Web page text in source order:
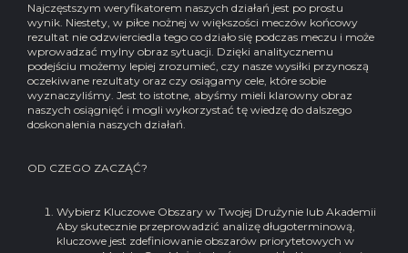
Najczęstszym weryfikatorem naszych działań jest po prostu
wynik. Niestety, w piłce nożnej w większości meczów końcowy
rezultat nie odzwierciedla tego co działo się podczas meczu i może
wprowadzać mylny obraz sytuacji. Dzięki analitycznemu
podejściu możemy lepiej zrozumieć, czy nasze wysiłki przynoszą
oczekiwane rezultaty oraz czy osiągamy cele, które sobie
wyznaczyliśmy. Jest to istotne, abyśmy mieli klarowny obraz
naszych osiągnięć i mogli wykorzystać tę wiedzę do dalszego
doskonalenia naszych działań.
OD CZEGO ZACZĄĆ?
Wybierz Kluczowe Obszary w Twojej Drużynie lub Akademii
Aby skutecznie przeprowadzić analizę długoterminową,
kluczowe jest zdefiniowanie obszarów priorytetowych w